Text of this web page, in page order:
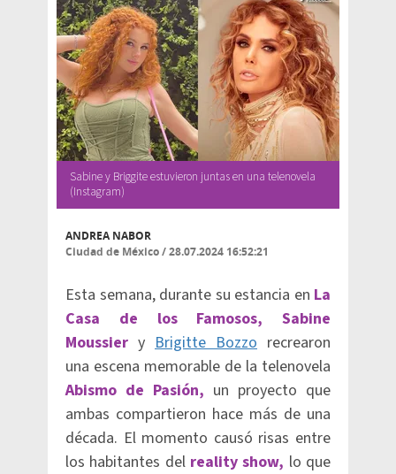
Sabine y Briggite estuvieron juntas en una telenovela
(Instagram)
ANDREA NABOR
Ciudad de México/28.07.2024 16:52:21
Esta semana, durante su estancia en La
Casa de los Famosos,
Sabine
Moussier y Brigitte Bozzo recrearon
una escena memorable de la telenovela
Abismo de Pasión, un proyecto que
ambas compartieron hace más de una
década. El momento causó risas entre
los habitantes del reality show, lo que